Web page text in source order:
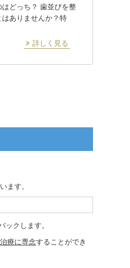
どっち？ 歯並びを整
ありませんか？特
詳しく見る
ます。
クします。
療に専念することができ